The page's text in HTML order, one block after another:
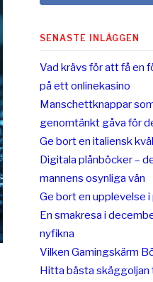
SENASTE INLÄGGEN
Vad krävs för att få en
på ett onlinekasino
Manschettknappar
genomtänkt gåva för
Ge bort en italiensk
Digitala plånböcker –
mannens osynliga vän
Ge bort en upplevelse
En smakresa i
nyfikna
Vilken Gamingskärm
Hitta bästa skäggoljan